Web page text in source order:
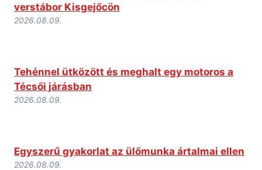
verstábor Kisgejőcön
2026.08.09.
Tehénnel ütközött és meghalt egy motoros a
Técsői járásban
2026.08.09.
Egyszerű gyakorlat az ülőmunka ártalmai ellen
2026.08.09.